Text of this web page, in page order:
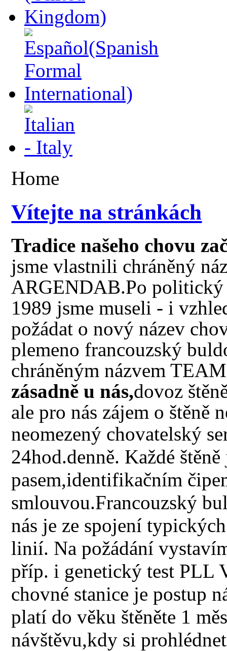
Home
Vítejte na stránkách
Tradice našeho chovu
jsmevlastnili chráněný
ARGENDAB.Po politický
1989 jsme museli - i
požádat o nový název
plemeno francouzský
chráněným názvem
zásadně u nás,dovoz
ale pro nás zájem o štěně
neomezený chovatelský
24hod.denně. Každé
pasem,identifikačním
smlouvou.Francouzský
nás je ze spojení
linií. Na požádání
příp. i genetický test PLL
chovné stanice je postup
platí do věku štěněte 1
návštěvu,kdy si